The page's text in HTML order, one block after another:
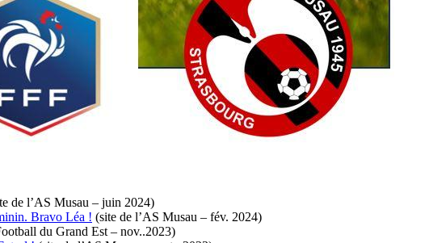
de l’AS Musau – juin 2024)
Bravo Léa ! (site de l’AS Musau – fév. 2024)
du Grand Est – nov..2023)